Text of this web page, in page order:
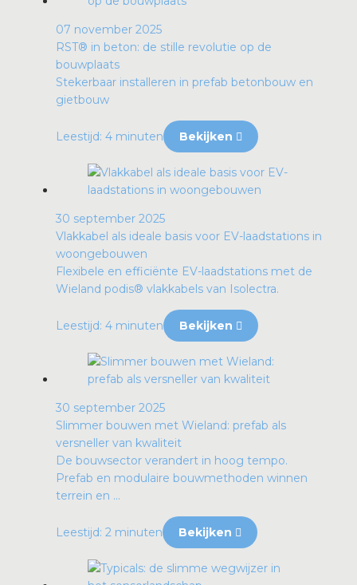
07 november 2025
RST® in beton: de stille revolutie op de
bouwplaats
Stekerbaar installeren in prefab betonbouw en
gietbouw
Leestijd: 4 minuten Bekijken
30 september 2025
Vlakkabel als ideale basis voor EV-laadstations in
woongebouwen
Flexibele en efficiënte EV-laadstations met de
Wieland podis® vlakkabels van Isolectra.
Leestijd: 4 minuten Bekijken
30 september 2025
Slimmer bouwen met Wieland: prefab als
versneller van kwaliteit
De bouwsector verandert in hoog tempo.
Prefab en modulaire bouwmethoden winnen
terrein en ...
Leestijd: 2 minuten Bekijken